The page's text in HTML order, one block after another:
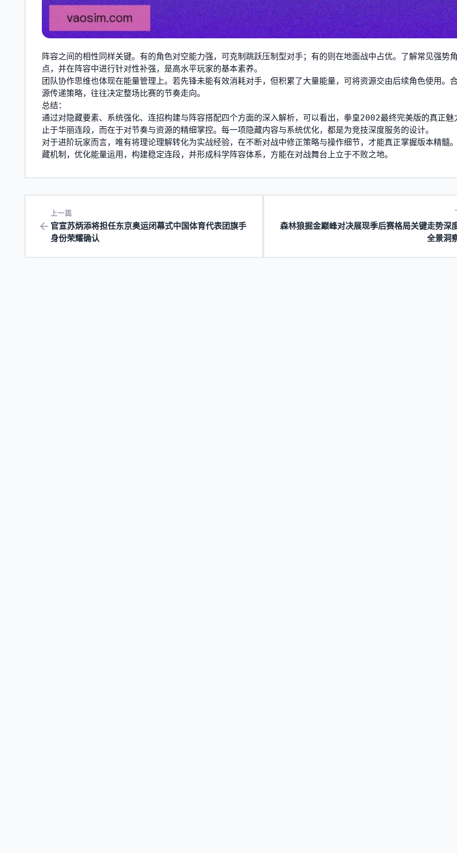
阵容之间的相性同样关键。有的角色对空能力强，可克制跳跃压制型对手；有的则在地面战中占优。了解常见强势
点，并在阵容中进行针对性补强，是高水平玩家的基本素养。
团队协作思维也体现在能量管理上。若先锋未能有效消耗对手，但积累了大量能量，可将资源交由后续角色使用。
源传递策略，往往决定整场比赛的节奏走向。
总结：
通过对隐藏要素、系统强化、连招构建与阵容搭配四个方面的深入解析，可以看出，拳皇2002最终完美版的真正魅
止于华丽连段，而在于对节奏与资源的精细掌控。每一项隐藏内容与系统优化，都是为竞技深度服务的设计。
对于进阶玩家而言，唯有将理论理解转化为实战经验，在不断对战中修正策略与操作细节，才能真正掌握版本精髓
藏机制，优化能量运用，构建稳定连段，并形成科学阵容体系，方能在对战舞台上立于不败之地。
上一篇
官宣苏炳添将担任东京奥运闭幕式中国体育代表团旗手
身份荣耀确认
森林狼掘金巅峰对决展现季后赛格局关键走势深
全景洞